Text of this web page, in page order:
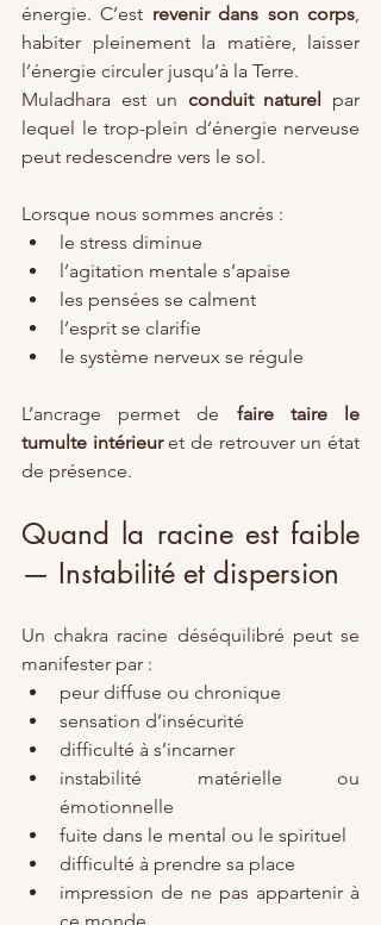
énergie. C’est revenir dans son corps,
habiter pleinement la matière, laisser
l’énergie circuler jusqu’à la Terre.
Muladhara est un conduit naturel par
lequel le trop-plein d’énergie nerveuse
peut redescendre vers le sol.
Lorsque nous sommes ancrés :
le stress diminue
l’agitation mentale s’apaise
les pensées se calment
l’esprit se clarifie
le système nerveux se régule
L’ancrage permet de faire taire le
tumulte intérieur et de retrouver un état
de présence.
Quand la racine est faible
— Instabilité et dispersion
Un chakra racine déséquilibré peut se
manifester par :
peur diffuse ou chronique
sensation d’insécurité
difficulté à s’incarner
instabilité matérielle ou
émotionnelle
fuite dans le mental ou le spirituel
difficulté à prendre sa place
impression de ne pas appartenir à